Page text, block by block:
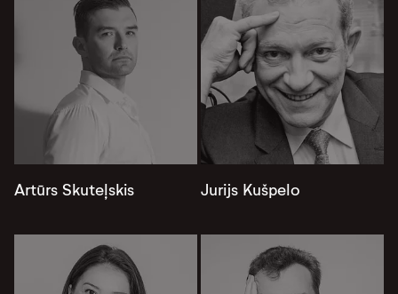
Artūrs Skuteļskis Jurijs Kušpelo